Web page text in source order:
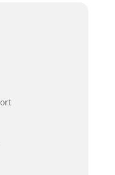
est trop lourd
pour